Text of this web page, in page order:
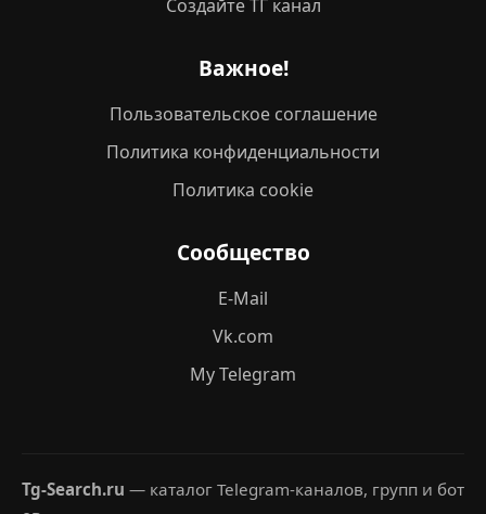
Создайте ТГ канал
Важное!
Пользовательское соглашение
Политика конфиденциальности
Политика cookie
Сообщество
E-Mail
Vk.com
My Telegram
Tg-Search.ru — каталог Telegram-каналов, групп и бот